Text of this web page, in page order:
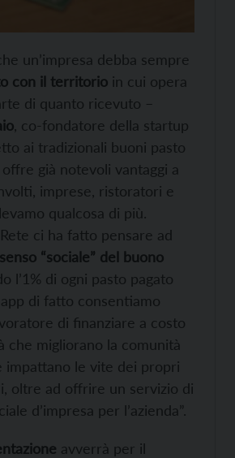
un’impresa debba sempre
con il territorio in cui opera
di quanto ricevuto –
, co-fondatore della startup
ai tradizionali buoni pasto
già notevoli vantaggi a
imprese, ristoratori e
qualcosa di più.
ci ha fatto pensare ad
“sociale” del buono
l’1% di ogni pasto pagato
di fatto consentiamo
di finanziare a costo
che migliorano la comunità
impattano le vite dei propri
oltre ad offrire un servizio di
d’impresa per l’azienda”.
avverrà per il